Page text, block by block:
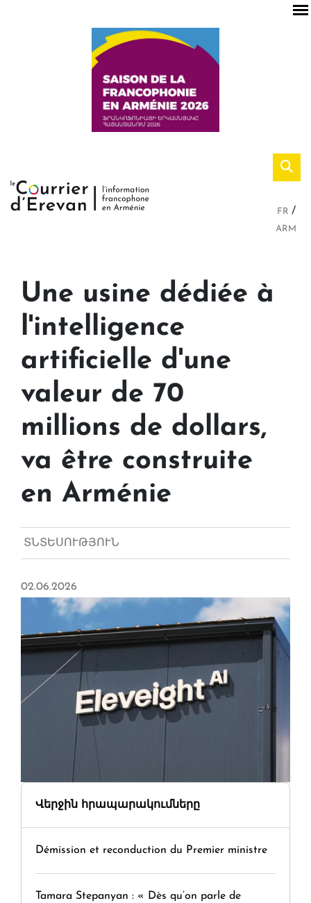
FR
ARM
Une usine dédiée à
l'intelligence
artificielle d'une
valeur de 70
millions de dollars,
va être construite
en Arménie
ՏՆՏԵՍՈՒԹՅՈՒՆ
02.06.2026
Վերջին հրապարակումները
Démission et reconduction du Premier ministre
Tamara Stepanyan : « Dès qu’on parle de